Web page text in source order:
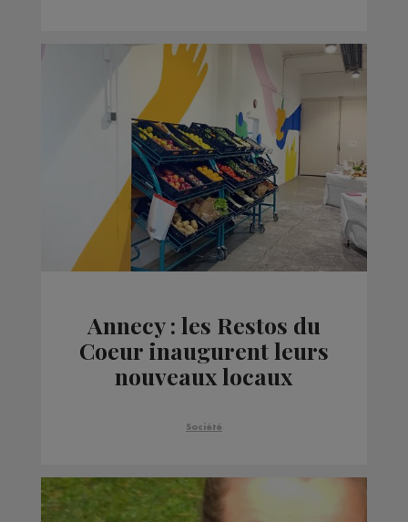
Annecy : les Restos du
Coeur inaugurent leurs
nouveaux locaux
Société